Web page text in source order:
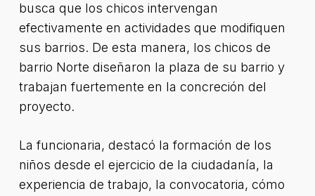
busca que los chicos intervengan
efectivamente en actividades que modifiquen
sus barrios. De esta manera, los chicos de
barrio Norte diseñaron la plaza de su barrio y
trabajan fuertemente en la concreción del
proyecto.
La funcionaria, destacó la formación de los
niños desde el ejercicio de la ciudadanía, la
experiencia de trabajo, la convocatoria, cómo